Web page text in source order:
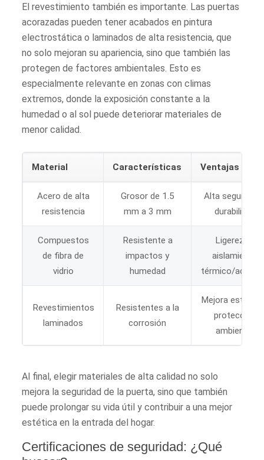
El revestimiento también es importante. Las puertas
acorazadas pueden tener acabados en pintura
electrostática o laminados de alta resistencia, que
no solo mejoran su apariencia, sino que también las
protegen de factores ambientales. Esto es
especialmente relevante en zonas con climas
extremos, donde la exposición constante a la
humedad o al sol puede deteriorar materiales de
menor calidad.
Material Características Ventajas
Acero de alta
resistencia
Grosor de 1.5
mm a 3 mm
Alta seguridad
durabilidad
Compuestos
de fibra de
vidrio
Resistente a
impactos y
humedad
Ligereza y
aislamiento
térmico/
Revestimientos
laminados
Resistentes a la
corrosión
Mejora estética
protección
ambiental
Al final, elegir materiales de alta calidad no solo
mejora la seguridad de la puerta, sino que también
puede prolongar su vida útil y contribuir a una mejor
estética en la entrada del hogar.
Certificaciones de seguridad: ¿Qué